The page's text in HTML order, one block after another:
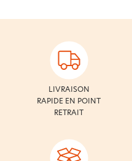
LIVRAISON
RAPIDE EN POINT
RETRAIT